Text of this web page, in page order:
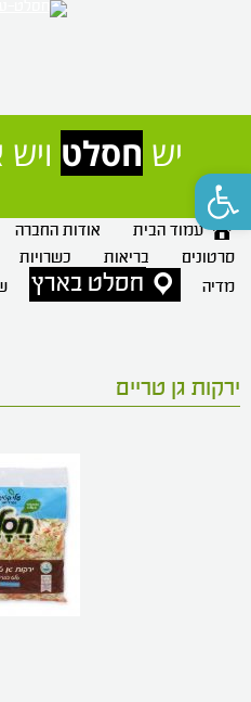
פתח סרגל נגישות
יש חסלט
עמוד הבית אודות החברה
סרטונים
בריאות כשרויות
מדיה
חסלט בארץ
ירקות גן טריים